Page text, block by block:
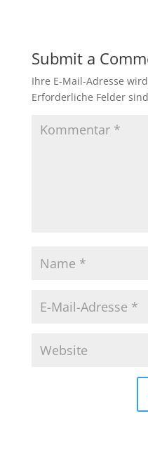
Submit a
Ihre E-Mail-Adresse
Erforderliche Felder